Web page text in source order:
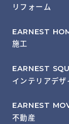
リフォーム
EARNEST
施工
EARNEST
インテリアデザ
EARNEST
不動産